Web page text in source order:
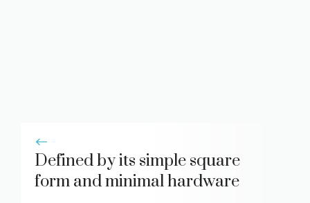
Defined by its simple square
form and minimal hardware